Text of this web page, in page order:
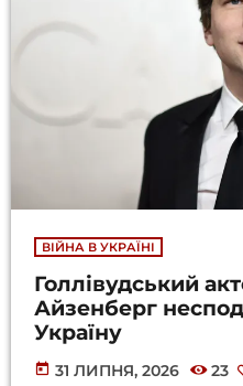
ВІЙНА В УКРАЇНІ
Голлівудський
Айзенберг
Україну
today 31 ЛИПНЯ, 2026 23